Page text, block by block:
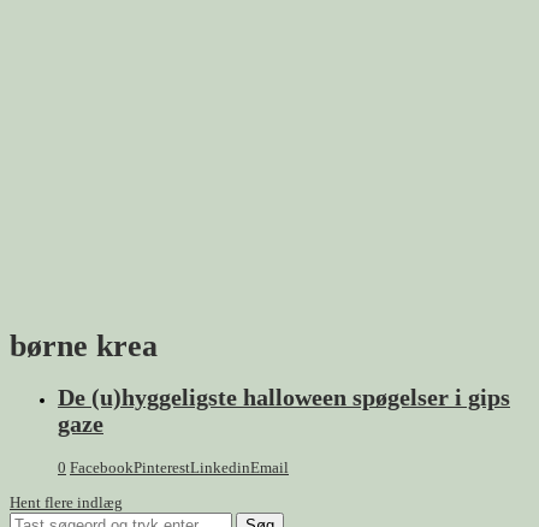
børne krea
De (u)hyggeligste halloween spøgelser i gips
gaze
0 FacebookPinterestLinkedinEmail
Hent flere indlæg